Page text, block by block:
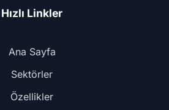
Hızlı Linkler
Ana Sayfa
Sektörler
Özellikler